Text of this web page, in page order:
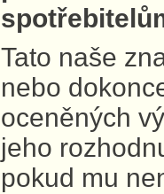
Tato naše
nebo
oceněných
jeho
pokud mu